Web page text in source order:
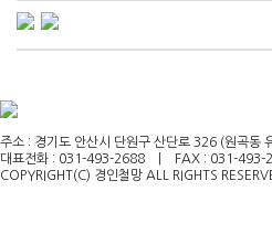
주소 : 경기도 안산시 단원구 산단로 326 (원곡동
대표전화 : 031-493-2688 | FAX : 031-
COPYRIGHT(C) 경인철망 ALL RIGHTS